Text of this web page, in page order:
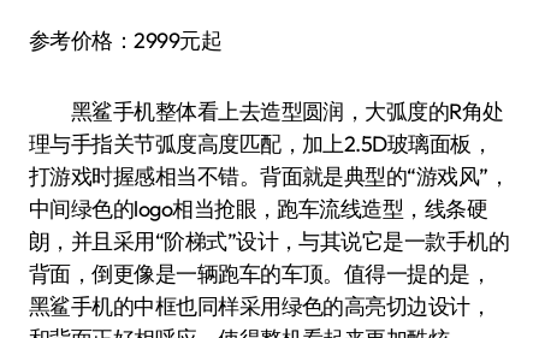
参考价格：2999元起
黑鲨手机整体看上去造型圆润，大弧度的R角处
理与手指关节弧度高度匹配，加上2.5D玻璃面板，
打游戏时握感相当不错。背面就是典型的“游戏风”，
中间绿色的logo相当抢眼，跑车流线造型，线条硬
朗，并且采用“阶梯式”设计，与其说它是一款手机的
背面，倒更像是一辆跑车的车顶。值得一提的是，
黑鲨手机的中框也同样采用绿色的高亮切边设计，